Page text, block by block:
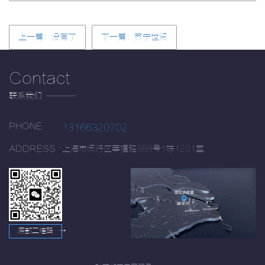
上一篇：没有了 下一篇：苏宁世贸
Contact
联系我们
PHONE 13166320702
ADDRESS 上海市闵行区莘福路388号1栋1201室
底部二维码 →